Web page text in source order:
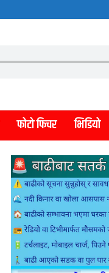
फोटो फिचर भिडियो